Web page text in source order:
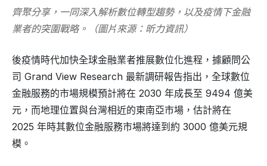
齊聚分享，一同深入解析數位轉型趨勢，以及疫情下金融
業者的突圍戰略。（圖片來源：昕力資訊）
後疫情時代加快全球金融業者推展數位化進程，據顧問公
司 Grand View Research 最新調研報告指出，全球數位
金融服務的市場規模預計將在 2030 年成長至 9494 億美
元，而地理位置與台灣相近的東南亞市場，估計將在
2025 年時其數位金融服務市場將達到約 3000 億美元規
模。